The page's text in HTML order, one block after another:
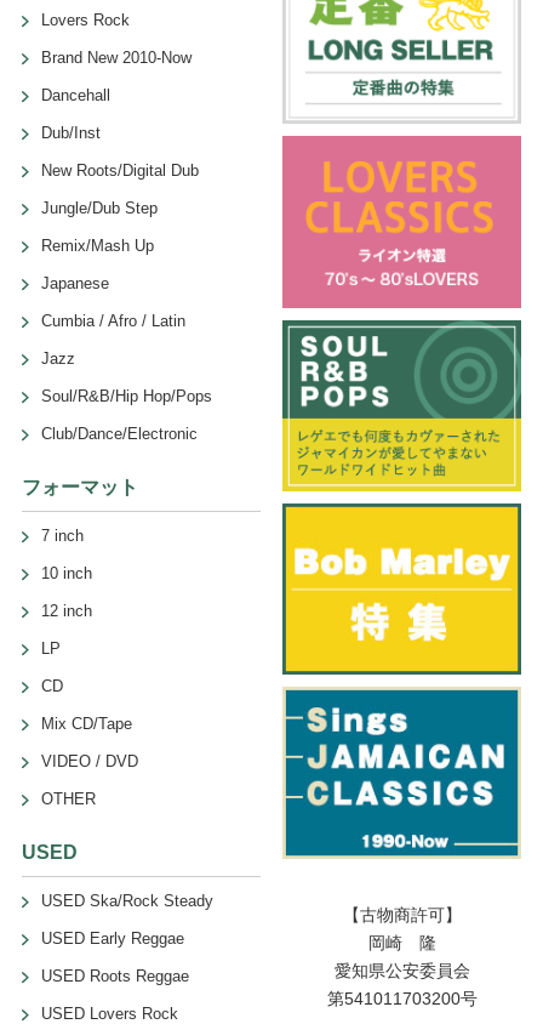
Lovers Rock
Brand New 2010-Now
Dancehall
Dub/Inst
New Roots/Digital Dub
Jungle/Dub Step
Remix/Mash Up
Japanese
Cumbia / Afro / Latin
Jazz
Soul/R&B/Hip Hop/Pops
Club/Dance/Electronic
フォーマット
7 inch
10 inch
12 inch
LP
CD
Mix CD/Tape
VIDEO / DVD
OTHER
USED
USED Ska/Rock Steady
USED Early Reggae
USED Roots Reggae
USED Lovers Rock
【古物商許可】
岡崎 隆
愛知県公安委員会
第541011703200号